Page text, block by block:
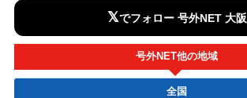
𝕏でフォロー 号外NET 大阪
号外NET他の地域
全国